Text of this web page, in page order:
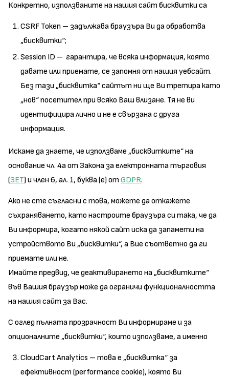
Конкретно, използваните на нашия сайт бисквитки са
CSRF Token – задължава браузъра Ви да обработва
„бисквитки“;
Session ID – гарантира, че всяка информация, която
давате или приемате, се запомня от нашия уебсайт.
Без тази „бисквитка“ сайтът ни ще Ви третира като
„нов“ посетител при всяко Ваш влизане. Тя не ви
идентифицира лично и не е свързана с друга
информация.
Искаме да знаете, че използваме „бисквитките“ на
основание чл. 4а от Закона за електронната търговия
(ЗЕТ) и член 6, ал. 1, буква (е) от GDPR.
Ако не сте съгласни с това, можете да откажете
съхраняването, като настроите браузъра си така, че да
Ви информира, когато някой сайт иска да запамети на
устройството Ви „бисквитки“, а Вие съответно да ги
приемате или не.
Имайте предвид, че деактивирането на „бисквитките“
във Вашия браузър може да ограничи функционалността
на нашия сайт за Вас.
С оглед пълната прозрачност Ви информираме и за
опционалните „бисквитки“, които използваме, а именно
CloudCart Analytics – това е „бисквитка“ за
ефективност (performance cookie), която Ви